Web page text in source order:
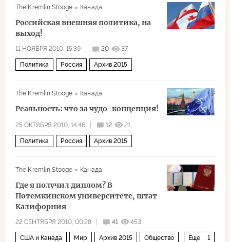
The Kremlin Stooge Канада
Российская внешняя политика, на
выход!
11 НОЯБРЯ 2010, 15:39 20 37
Политика Россия Архив 2015
The Kremlin Stooge Канада
Реальность: что за чудо-концепция!
25 ОКТЯБРЯ 2010, 14:46 12 21
Политика Россия Архив 2015
The Kremlin Stooge Канада
Где я получил диплом? В
Потемкинском университете, штат
Калифорния
22 СЕНТЯБРЯ 2010, 00:28 41 453
Еще 1
США и Канада Мир Архив 2015 Общество